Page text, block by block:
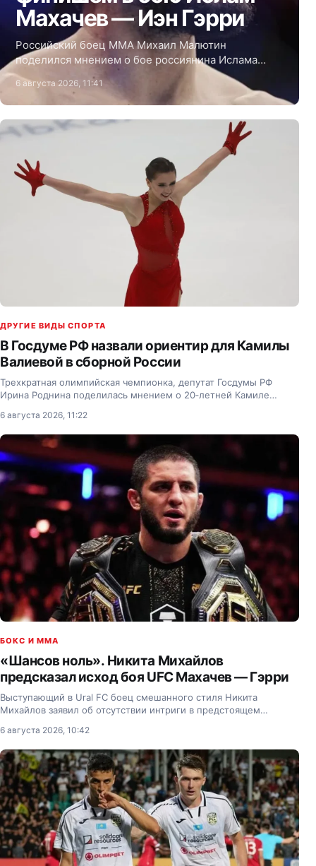
Махачев — Иэн Гэрри
Российский боец ММА Михаил Малютин
поделился мнением о бое россиянина Ислама
Махачева и ирландца Иэна Гэрри на турнире UFC
330.
6 августа 2026, 11:41
ДРУГИЕ ВИДЫ СПОРТА
В Госдуме РФ назвали ориентир для Камилы
Валиевой в сборной России
Трехкратная олимпийская чемпионка, депутат Госдумы РФ
Ирина Роднина поделилась мнением о 20‑летней Камиле
6 августа 2026, 11:22
БОКС И MMA
«Шансов ноль». Никита Михайлов
предсказал исход боя UFC Махачев — Гэрри
Выступающий в Ural FC боец смешанного стиля Никита
Михайлов заявил об отсутствии интриги в предстоящем
россиянином Исламом Махачевым и ирландцем Иэном Гэрри.
6 августа 2026, 10:42